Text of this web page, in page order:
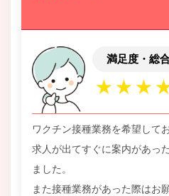
満足度・総
ワクチン接種業務を希望してお
求人が出てすぐに案内があっ
ました。
また接種業務があった際はお